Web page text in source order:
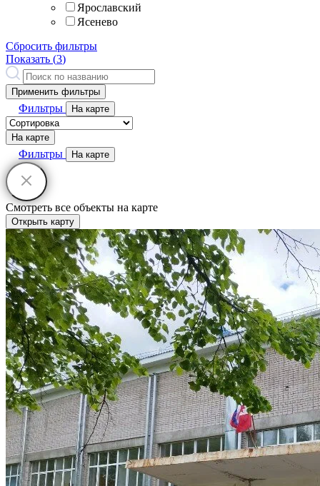
Ярославский
Ясенево
Сбросить фильтры
Показать (3)
Применить фильтры
Фильтры На карте
На карте
Фильтры На карте
Смотреть все объекты на карте
Открыть карту